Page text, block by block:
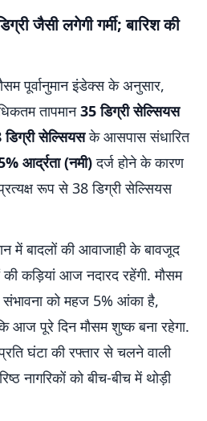
जैसी लगेगी गर्मी; बारिश की
पूर्वानुमान इंडेक्स के अनुसार,
तापमान35 डिग्री सेल्सियस
सेल्सियसके आसपास संधारित
आर्द्रता (नमी)दर्ज होने के कारण
रूप से 38 डिग्री सेल्सियस
में बादलों की आवाजाही के बावजूद
की कड़ियां आज नदारद रहेंगी. मौसम
संभावना को महज 5% आंका है,
आज पूरे दिन मौसम शुष्क बना रहेगा.
घंटा की रफ्तार से चलने वाली
नागरिकों को बीच-बीच में थोड़ी